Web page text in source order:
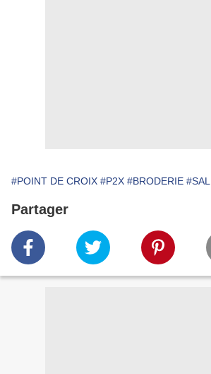
#POINT DE CROIX #P2X #BRODERIE #SAL
Partager